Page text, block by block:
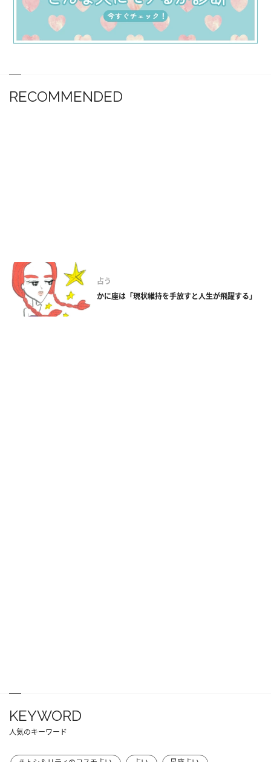
RECOMMENDED
占う
かに座は「現状維持を手放すと人生が飛躍する」
KEYWORD
人気のキーワード